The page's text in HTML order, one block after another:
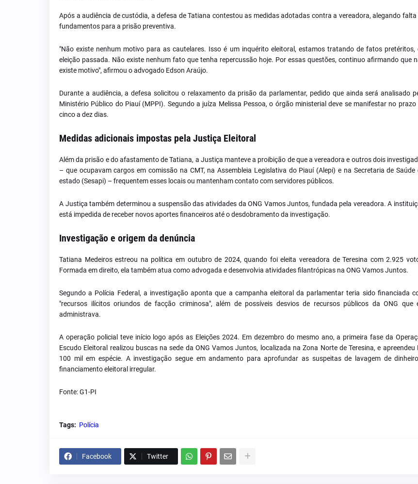
Após a audiência de custódia, a defesa de Tatiana contestou as medidas adotadas contra a vereadora, alegando falta
fundamentos para a prisão preventiva.
"Não existe nenhum motivo para as cautelares. Isso é um inquérito eleitoral, estamos tratando de fatos pretéritos,
eleição passada. Não existe nenhum fato que tenha repercussão hoje. Por essas questões, continuo afirmando que
existe motivo", afirmou o advogado Edson Araújo.
Durante a audiência, a defesa solicitou o relaxamento da prisão da parlamentar, pedido que ainda será analisado
Ministério Público do Piauí (MPPI). Segundo a juíza Melissa Pessoa, o órgão ministerial deve se manifestar no prazo
cinco a dez dias.
Medidas adicionais impostas pela Justiça Eleitoral
Além da prisão e do afastamento de Tatiana, a Justiça manteve a proibição de que a vereadora e outros dois
– que ocupavam cargos em comissão na CMT, na Assembleia Legislativa do Piauí (Alepi) e na Secretaria de Saúde
estado (Sesapi) – frequentem esses locais ou mantenham contato com servidores públicos.
A Justiça também determinou a suspensão das atividades da ONG Vamos Juntos, fundada pela vereadora. A
está impedida de receber novos aportes financeiros até o desdobramento da investigação.
Investigação e origem da denúncia
Tatiana Medeiros estreou na política em outubro de 2024, quando foi eleita vereadora de Teresina com 2.925
Formada em direito, ela também atua como advogada e desenvolvia atividades filantrópicas na ONG Vamos Juntos.
Segundo a Polícia Federal, a investigação aponta que a campanha eleitoral da parlamentar teria sido financiada
"recursos ilícitos oriundos de facção criminosa", além de possíveis desvios de recursos públicos da ONG que
administrava.
A operação policial teve início logo após as Eleições 2024. Em dezembro do mesmo ano, a primeira fase da
Escudo Eleitoral realizou buscas na sede da ONG Vamos Juntos, localizada na Zona Norte de Teresina, e apreendeu
100 mil em espécie. A investigação segue em andamento para aprofundar as suspeitas de lavagem de
financiamento eleitoral irregular.
Fonte: G1-PI
Tags: Polícia
Facebook Twitter